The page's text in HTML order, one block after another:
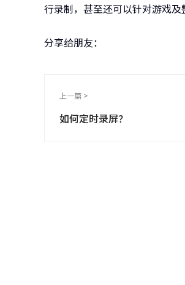
行录制，甚至还可以针对游戏及
分享给朋友：
上一篇 >
如何定时录屏？